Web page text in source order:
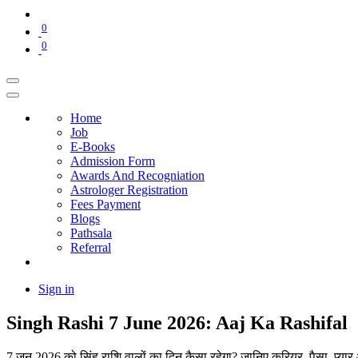
0
0
Home
Job
E-Books
Admission Form
Awards And Recogniation
Astrologer Registration
Fees Payment
Blogs
Pathsala
Referral
Sign in
Singh Rashi 7 June 2026: Aaj Ka Rashifal